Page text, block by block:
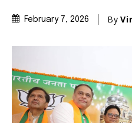
February 7, 2026 By